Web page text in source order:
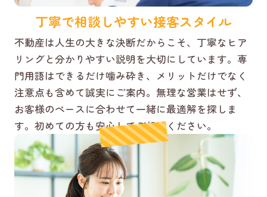
丁寧で相談しやすい接客スタイル
不動産は人生の大きな決断だからこそ、丁寧なヒア
リングと分かりやすい説明を大切にしています。専
門用語はできるだけ噛み砕き、メリットだけでなく
注意点も含めて誠実にご案内。無理な営業はせず、
お客様のペースに合わせて一緒に最適解を探しま
す。初めての方も安心してご相談ください。